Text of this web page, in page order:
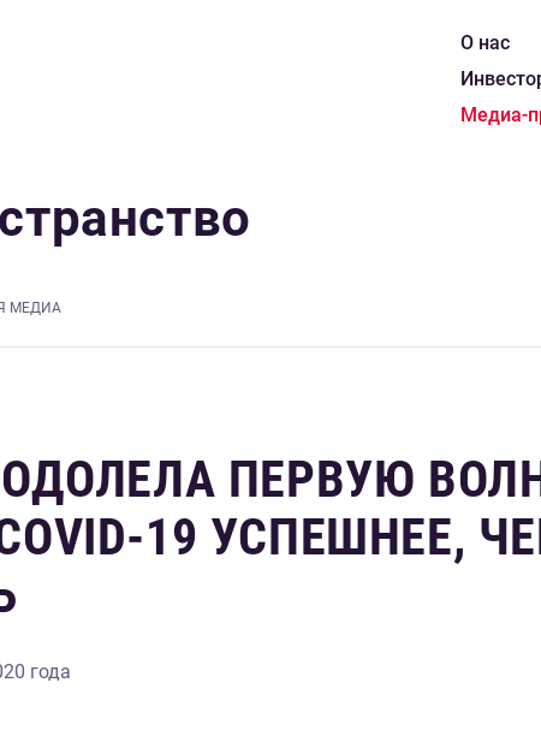
О нас
Медиа-
МЕДИА
ПЕРВУЮ
19 УСПЕШНЕЕ,
года